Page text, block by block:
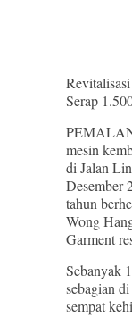
Serap
mesin
di Jalan
Desember
tahun
Wong
Garment
Sebanyak
sebagian
sempat